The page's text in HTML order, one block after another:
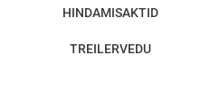
HINDAMISAKTID
TREILERVEDU